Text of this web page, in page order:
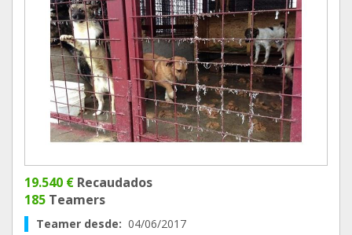
19.540 € Recaudados
185 Teamers
Teamer desde: 04/06/2017